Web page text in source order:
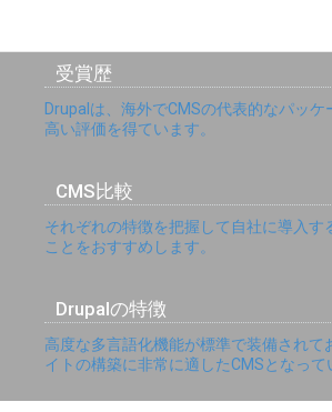
受賞歴
Drupalは、海外でCMSの代表的なパッケ
高い評価を得ています。
CMS比較
それぞれの特徴を把握して自社に導入す
ことをおすすめします。
Drupalの特徴
高度な多言語化機能が標準で装備されて
イトの構築に非常に適したCMSとなって